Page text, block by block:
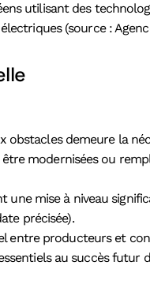
utilisant des
(source :
obstacles demeure la
modernisées ou
mise à niveau
précisée).
entre producteurs et
au succès futur